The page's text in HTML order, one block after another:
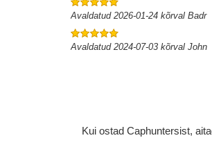
Avaldatud 2026-01-24 kõrval Badr
Avaldatud 2024-07-03 kõrval John
Kui ostad Caphuntersist,